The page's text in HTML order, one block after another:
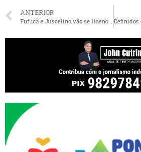
ANTERIOR
Fufuca e Juscelino vão se licenciar para votarem nas eleições da Câmara